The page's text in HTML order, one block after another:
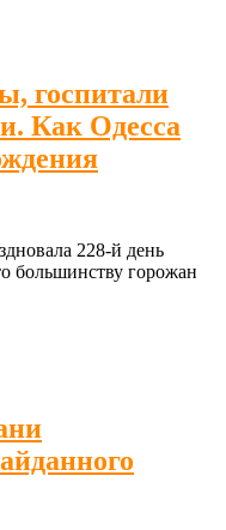
госпитали
Как Одесса
228-й день
большинству горожан